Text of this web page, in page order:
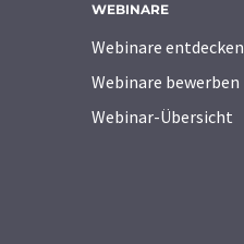
WEBINARE
Webinare entdecken
Webinare bewerben
Webinar-Übersicht